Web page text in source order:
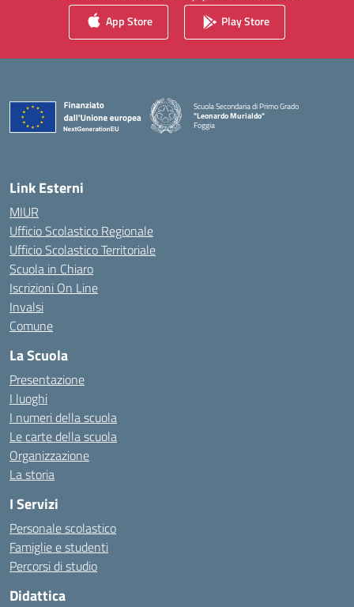
App Store Play Store
Scuola Secondaria di Primo Grado
"Leonardo Murialdo"
Foggia
— Visita la pagina iniziale della scuola
Link Esterni
MIUR
Ufficio Scolastico Regionale
Ufficio Scolastico Territoriale
Scuola in Chiaro
Iscrizioni On Line
Invalsi
Comune
La Scuola
Presentazione
I luoghi
I numeri della scuola
Le carte della scuola
Organizzazione
La storia
I Servizi
Personale scolastico
Famiglie e studenti
Percorsi di studio
Didattica